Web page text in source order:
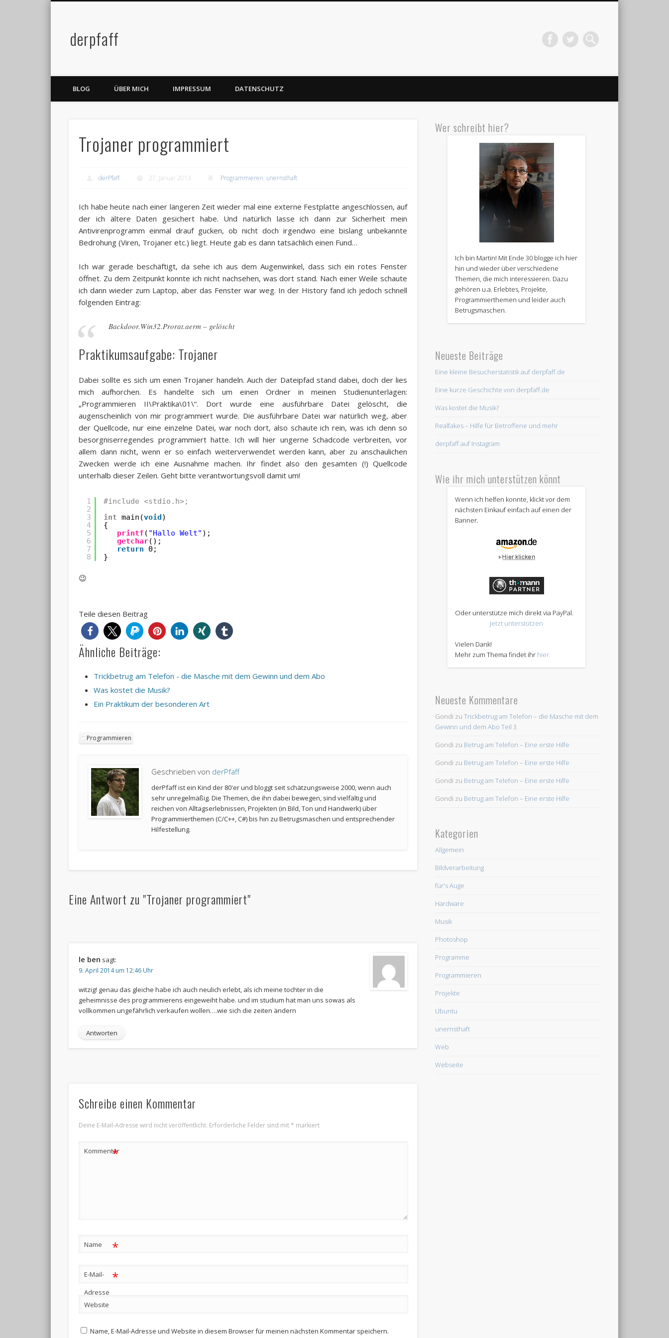
derpfaff
FacebookTwitter
BLOG ÜBER MICH IMPRESSUM DATENSCHUTZ
Trojaner programmiert
derPfaff 27. Januar 2013 Programmieren, unernsthaft
Ich habe heute nach einer längeren Zeit wieder mal eine externe Festplatte angeschlossen, auf
der ich ältere Daten gesichert habe. Und natürlich lasse ich dann zur Sicherheit mein
Antivirenprogramm einmal drauf gucken, ob nicht doch irgendwo eine bislang unbekannte
Bedrohung (Viren, Trojaner etc.) liegt. Heute gab es dann tatsächlich einen Fund…
Ich war gerade beschäftigt, da sehe ich aus dem Augenwinkel, dass sich ein rotes Fenster
öffnet. Zu dem Zeitpunkt konnte ich nicht nachsehen, was dort stand. Nach einer Weile schaute
ich dann wieder zum Laptop, aber das Fenster war weg. In der History fand ich jedoch schnell
folgenden Eintrag:
Backdoor.Win32.Prorat.aerm – gelöscht
Praktikumsaufgabe: Trojaner
Dabei sollte es sich um einen Trojaner handeln. Auch der Dateipfad stand dabei, doch der lies
mich aufhorchen. Es handelte sich um einen Ordner in meinen Studienunterlagen:
„Programmieren II\Praktika\01\“. Dort wurde eine ausführbare Datei gelöscht, die
augenscheinlich von mir programmiert wurde. Die ausführbare Datei war natürlich weg, aber
der Quellcode, nur eine einzelne Datei, war noch dort, also schaute ich rein, was ich denn so
besorgniserregendes programmiert hatte. Ich will hier ungerne Schadcode verbreiten, vor
allem dann nicht, wenn er so einfach weiterverwendet werden kann, aber zu anschaulichen
Zwecken werde ich eine Ausnahme machen. Ihr findet also den gesamten (!) Quellcode
unterhalb dieser Zeilen. Geht bitte verantwortungsvoll damit um!
1
2
3
4
5
6
7
8
#include <stdio.h>;
int main(void)
{
printf ( "Hallo Welt" );
getchar();
return
0;
}
😉
Teile diesen Beitrag
Ähnliche Beiträge:
Trickbetrug am Telefon - die Masche mit dem Gewinn und dem Abo
Was kostet die Musik?
Ein Praktikum der besonderen Art
Programmieren
Geschrieben von derPfaff
derPfaff ist ein Kind der 80'er und bloggt seit schätzungsweise 2000, wenn auch
sehr unregelmäßig. Die Themen, die ihn dabei bewegen, sind vielfältig und
reichen von Alltagserlebnissen, Projekten (in Bild, Ton und Handwerk) über
Programmierthemen (C/C++, C#) bis hin zu Betrugsmaschen und entsprechender
Hilfestellung.
Eine Antwort zu "Trojaner programmiert"
le ben sagt:
9. April 2014 um 12:46 Uhr
witzig! genau das gleiche habe ich auch neulich erlebt, als ich meine tochter in die
geheimnisse des programmierens eingeweiht habe. und im studium hat man uns sowas als
vollkommen ungefährlich verkaufen wollen….wie sich die zeiten ändern
Antworten
Schreibe einen Kommentar
Deine E-Mail-Adresse wird nicht veröffentlicht. Erforderliche Felder sind mit* markiert
Kommentar
*
Name *
E-Mail-
Adresse
*
Website
Name, E-Mail-Adresse und Website in diesem Browser für meinen nächsten Kommentar speichern.
Wer schreibt hier?
Ich bin Martin! Mit Ende 30 blogge ich hier
hin und wieder über verschiedene
Themen, die mich interessieren. Dazu
gehören u.a. Erlebtes, Projekte,
Programmierthemen und leider auch
Betrugsmaschen.
Neueste Beiträge
Eine kleine Besucherstatistik auf derpfaff.de
Eine kurze Geschichte von derpfaff.de
Was kostet die Musik?
Realfakes – Hilfe für Betroffene und mehr
derpfaff auf Instagram
Wie ihr mich unterstützen könnt
Wenn ich helfen konnte, klickt vor dem
nächsten Einkauf einfach auf einen der
Banner.
Oder unterstütze mich direkt via PayPal.
Jetzt unterstützen
Vielen Dank!
Mehr zum Thema findet ihr hier.
Neueste Kommentare
Gondi zuTrickbetrug am Telefon – die Masche mit dem
Gewinn und dem Abo Teil 3
Gondi zu Betrug am Telefon – Eine erste Hilfe
Gondi zu Betrug am Telefon – Eine erste Hilfe
Gondi zu Betrug am Telefon – Eine erste Hilfe
Gondi zu Betrug am Telefon – Eine erste Hilfe
Kategorien
Allgemein
Bildverarbeitung
für's Auge
Hardware
Musik
Photoshop
Programme
Programmieren
Projekte
Ubuntu
unernsthaft
Web
Webseite